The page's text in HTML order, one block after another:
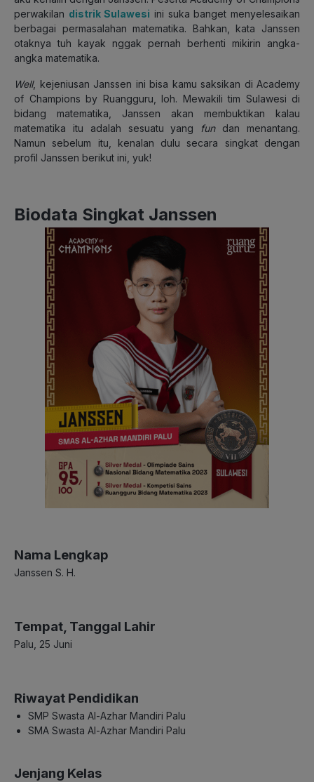
perwakilan distrik Sulawesi ini suka banget menyelesaikan
berbagai permasalahan matematika. Bahkan, kata Janssen
otaknya tuh kayak nggak pernah berhenti mikirin angka-
angka matematika.
Well, kejeniusan Janssen ini bisa kamu saksikan di Academy
of Champions by Ruangguru, loh. Mewakili tim Sulawesi di
bidang matematika, Janssen akan membuktikan kalau
matematika itu adalah sesuatu yang
fun
dan menantang.
Namun sebelum itu, kenalan dulu secara singkat dengan
profil Janssen berikut ini, yuk!
Biodata Singkat Janssen
Nama Lengkap
Janssen S. H.
Tempat, Tanggal Lahir
Palu, 25 Juni
Riwayat Pendidikan
SMP Swasta Al-Azhar Mandiri Palu
SMA Swasta Al-Azhar Mandiri Palu
Jenjang Kelas